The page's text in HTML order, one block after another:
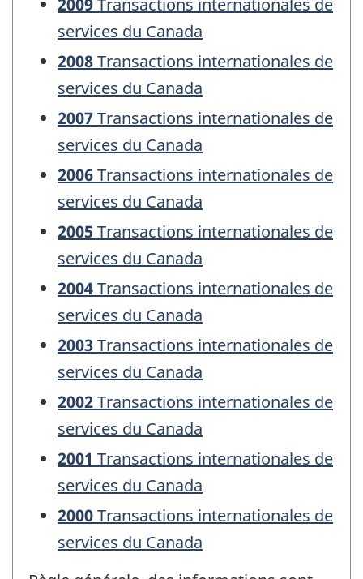
2009Transactions internationales de
services du Canada
2008Transactions internationales de
services du Canada
2007Transactions internationales de
services du Canada
2006Transactions internationales de
services du Canada
2005Transactions internationales de
services du Canada
2004Transactions internationales de
services du Canada
2003Transactions internationales de
services du Canada
2002Transactions internationales de
services du Canada
2001 Transactions internationales de
services du Canada
2000Transactions internationales de
services du Canada